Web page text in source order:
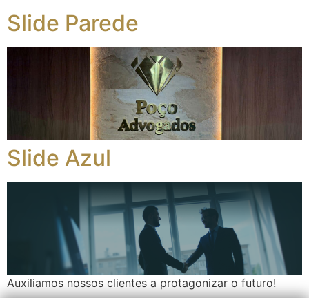
Slide Parede
Slide Azul
Auxiliamos nossos clientes a protagonizar o futuro!